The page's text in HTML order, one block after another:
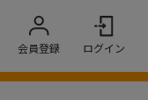
会員登録 ログイン